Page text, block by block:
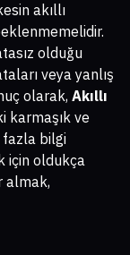
akıllı
olduğu
veya yanlış
olarak, Akıllı
karmaşık ve
fazla bilgi
için oldukça
almak,